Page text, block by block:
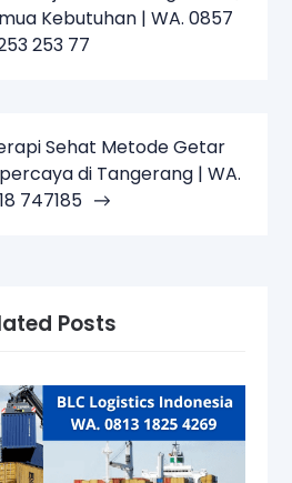
Kebutuhan | WA. 0857
253 77
Sehat Metode Getar
di Tangerang | WA.
747185
Posts